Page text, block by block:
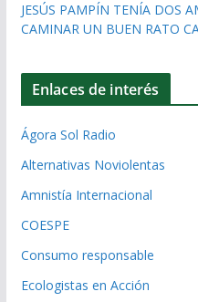
JESÚS PAMPÍN TENÍA DOS
CAMINAR UN BUEN RATO
Enlaces de interés
Ágora Sol Radio
Alternativas Noviolentas
Amnistía Internacional
COESPE
Consumo responsable
Ecologistas en Acción